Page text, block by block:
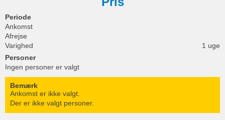
Periode
Ankomst
Afrejse
Varighed
1 uge
Personer
Ingen personer er valgt
Bemærk
Ankomst er ikke valgt.
Der er ikke valgt personer.